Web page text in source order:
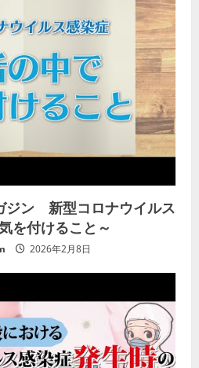
ジン 新型コロナウイルス
を付けること～
2026年2月8日